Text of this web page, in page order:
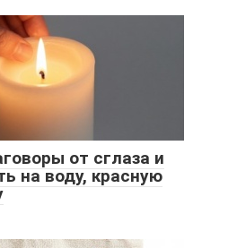
от сглаза и
на воду, красную